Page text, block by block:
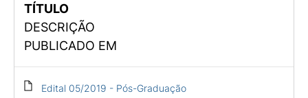
TÍTULO
DESCRIÇÃO
PUBLICADO EM
Edital 05/2019 - Pós-Graduação